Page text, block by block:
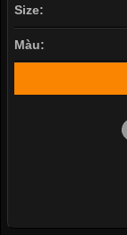
Size:
Màu: